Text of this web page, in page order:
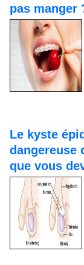
pas manger
Le kyste
dangereuse
que vous